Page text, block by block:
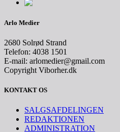
Arlo Medier
2680 Solrød Strand
Telefon: 4038 1501
E-mail: arlomedier@gmail.com
Copyright Viborher.dk
KONTAKT OS
SALGSAFDELINGEN
REDAKTIONEN
ADMINISTRATION